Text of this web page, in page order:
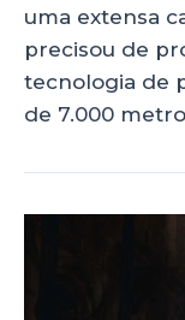
uma extensa
precisou de
tecnologia de
de 7.000